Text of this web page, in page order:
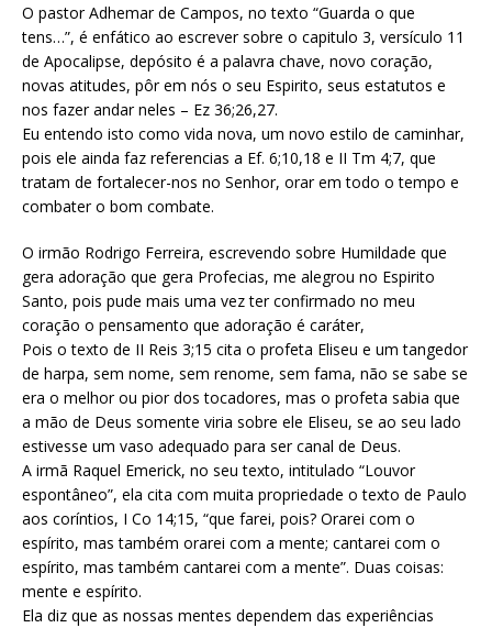
O pastor Adhemar de Campos, no texto “Guarda o que
tens…”, é enfático ao escrever sobre o capitulo 3, versículo 11
de Apocalipse, depósito é a palavra chave, novo coração,
novas atitudes, pôr em nós o seu Espirito, seus estatutos e
nos fazer andar neles – Ez 36;26,27.
Eu entendo isto como vida nova, um novo estilo de caminhar,
pois ele ainda faz referencias a Ef. 6;10,18 e II Tm 4;7, que
tratam de fortalecer-nos no Senhor, orar em todo o tempo e
combater o bom combate.
O irmão Rodrigo Ferreira, escrevendo sobre Humildade que
gera adoração que gera Profecias, me alegrou no Espirito
Santo, pois pude mais uma vez ter confirmado no meu
coração o pensamento que adoração é caráter,
Pois o texto de II Reis 3;15 cita o profeta Eliseu e um tangedor
de harpa, sem nome, sem renome, sem fama, não se sabe se
era o melhor ou pior dos tocadores, mas o profeta sabia que
a mão de Deus somente viria sobre ele Eliseu, se ao seu lado
estivesse um vaso adequado para ser canal de Deus.
A irmã Raquel Emerick, no seu texto, intitulado “Louvor
espontâneo”, ela cita com muita propriedade o texto de Paulo
aos coríntios, I Co 14;15, “que farei, pois? Orarei com o
espírito, mas também orarei com a mente; cantarei com o
espírito, mas também cantarei com a mente”. Duas coisas:
mente e espírito.
Ela diz que as nossas mentes dependem das experiências